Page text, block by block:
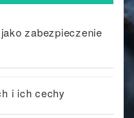
zabezpieczenie
i ich cechy